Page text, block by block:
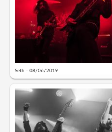
Seth - 08/06/2019